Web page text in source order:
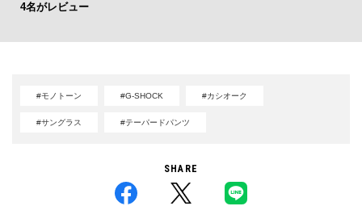
4名がレビュー
#モノトーン #G-SHOCK #カシオーク
#サングラス #テーパードパンツ
SHARE